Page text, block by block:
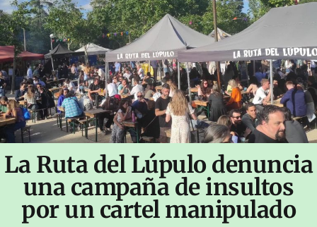
La Ruta del Lúpulo denuncia
una campaña de insultos
por un cartel manipulado